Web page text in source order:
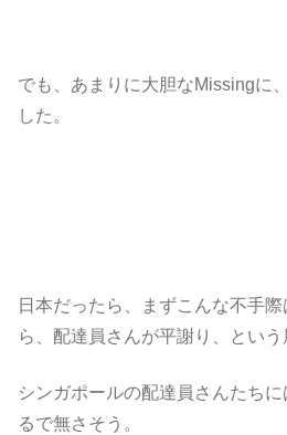
でも、あまりに大胆なMissingに
した。
日本だったら、まずこんな不手
ら、配達員さんが平謝り、とい
シンガポールの配達員さんたち
るで無さそう。